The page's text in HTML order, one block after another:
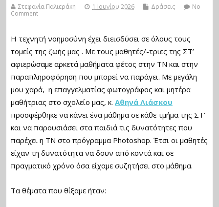
Στεφανία Παλιεράκη 1 Ιουνίου 2026 Δράσεις
No
Comment
Η τεχνητή νοημοσύνη έχει διεισδύσει σε όλους τους
τομείς της ζωής μας . Με τους μαθητές/-τριες της ΣΤ’
αφιερώσαμε αρκετά μαθήματα φέτος στην ΤΝ και στην
παραπληροφόρηση που μπορεί να παράγει. Με μεγάλη
μου χαρά, η επαγγελματίας φωτογράφος και μητέρα
μαθήτριας στο σχολείο μας, κ. Αθηνά Λιάσκου
προσφέρθηκε να κάνει ένα μάθημα σε κάθε τμήμα της ΣΤ’
και να παρουσιάσει στα παιδιά τις δυνατότητες που
παρέχει η ΤΝ στο πρόγραμμα Photoshop. Έτσι οι μαθητές
είχαν τη δυνατότητα να δουν από κοντά και σε
πραγματικό χρόνο όσα είχαμε συζητήσει στο μάθημα.
Τα θέματα που θίξαμε ήταν: